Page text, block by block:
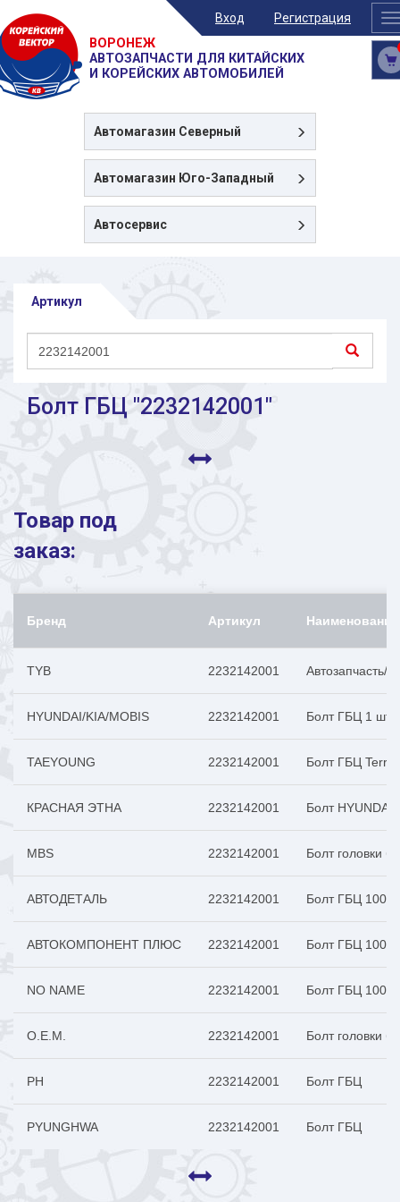
Вход Регистрация
ВОРОНЕЖ
АВТОЗАПЧАСТИ ДЛЯ КИТАЙСКИХ
И КОРЕЙСКИХ АВТОМОБИЛЕЙ
Автомагазин Северный
Автомагазин Юго-Западный
Автосервис
Артикул
Болт ГБЦ "2232142001"
Товар под
заказ:
Бренд Артикул Наименование
TYB 2232142001 Автозапчасть/
HYUNDAI/KIA/MOBIS 2232142001 Болт ГБЦ 1 шт.
TAEYOUNG 2232142001 Болт ГБЦ
КРАСНАЯ ЭТНА 2232142001 Болт HYUNDAI
MBS 2232142001 Болт головки
АВТОДЕТАЛЬ 2232142001 Болт ГБЦ 100
АВТОКОМПОНЕНТ ПЛЮС 2232142001 Болт ГБЦ 100
NO NAME 2232142001 Болт ГБЦ 100
O.E.M. 2232142001 Болт головки
PH 2232142001 Болт ГБЦ
PYUNGHWA 2232142001 Болт ГБЦ